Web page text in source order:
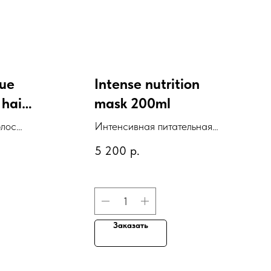
Intense nutrition
mask 200ml
Интенсивная питательная
маслом
5 200 р.
Заказать